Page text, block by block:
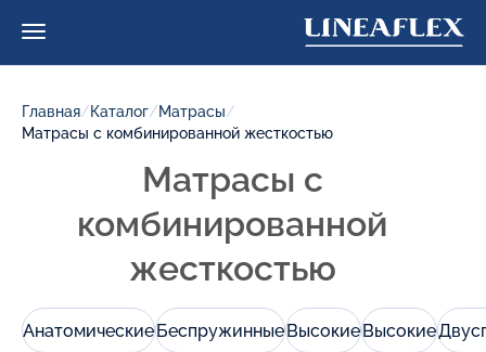
Главная/Каталог/Матрасы/
Матрасы с комбинированной жесткостью
Матрасы с
комбинированной
жесткостью
АнатомическиеБеспружинныеВысокиеВысокие